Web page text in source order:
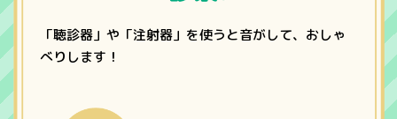
「聴診器」や「注射器」を使うと音がして、おしゃ
べりします！